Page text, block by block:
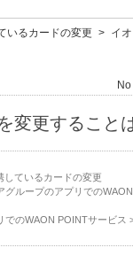
いるカードの変更 > イ
変更すること
しているカードの変更
グループのアプリでの
でのWAON POINTサービス